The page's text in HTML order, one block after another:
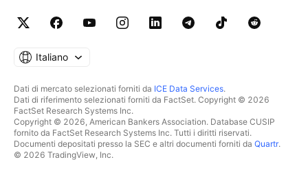
Italiano
Dati di mercato selezionati forniti da ICE Data Services.
Dati di riferimento selezionati forniti da FactSet. Copyright © 2026
FactSet Research Systems Inc.
Copyright © 2026, American Bankers Association. Database CUSIP
fornito da FactSet Research Systems Inc. Tutti i diritti riservati.
Documenti depositati presso la SEC e altri documenti forniti da Quartr.
© 2026 TradingView, Inc.